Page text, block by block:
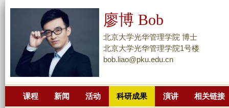
主
要
廖博 Bob
北京大学光华管理学院 博士
北京大学光华管理学院1号楼
bob.liao@pku.edu.cn
课程 新闻 活动 科研成果 演讲 相关链接